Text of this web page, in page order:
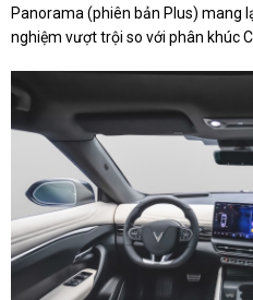
Panorama (phiên bản Plus) mang
nghiệm vượt trội so với phân khúc